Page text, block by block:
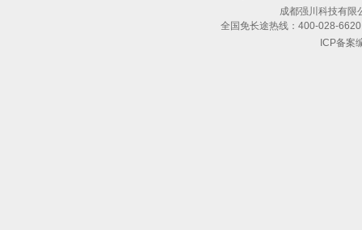
成都强川科技有限
全国免长途热线：400-028-
ICP备案